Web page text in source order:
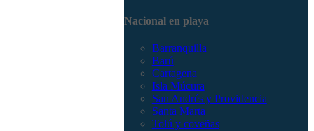
Nacional en playa
Barranquilla
Barú
Cartagena
Isla Múcura
San Andrés y Providencia
Santa Marta
Tolú y coveñas